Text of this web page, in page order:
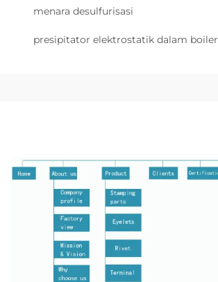
menara desulfurisasi
presipitator elektrostatik dalam boiler